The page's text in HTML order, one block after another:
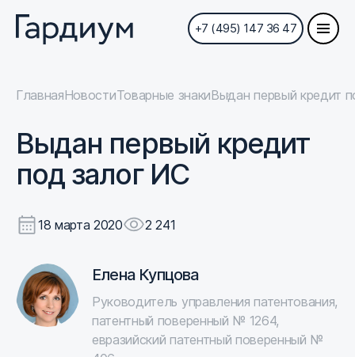
+7 (495) 147 36 47
ГлавнаяНовостиТоварные знакиВыдан первый кредит
Выдан первый кредит
под залог ИС
18 марта 2020 2 241
Елена Купцова
Руководитель управления патентования,
патентный поверенный № 1264,
евразийский патентный поверенный №